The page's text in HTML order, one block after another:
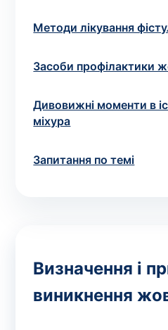
Методи лікування
Засоби профілактики
Дивовижні моменти в
міхура
Запитання по темі
Визначення і
виникнення
* Адміністрація клініки
листа. Проте, щоб уникнути